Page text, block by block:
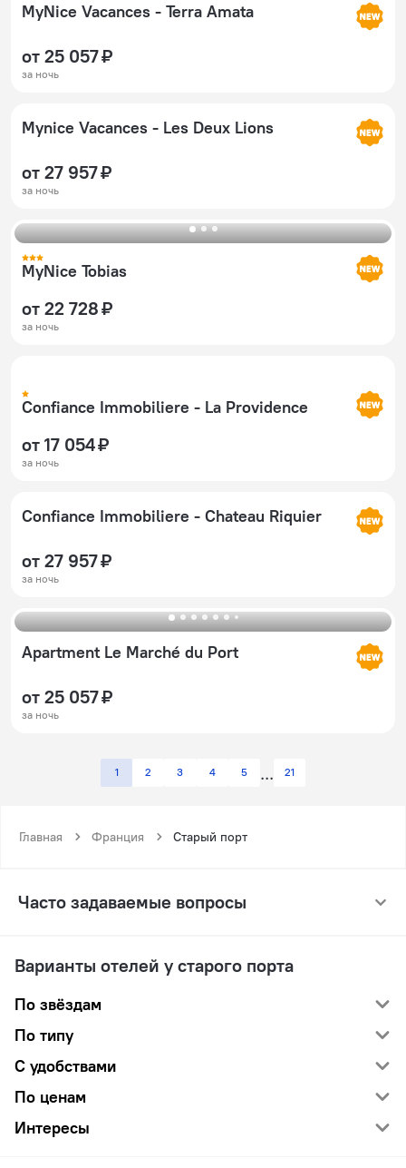
MyNice Vacances - Terra Amata
от 25 057 ₽
за ночь
Mynice Vacances - Les Deux Lions
от 27 957 ₽
за ночь
MyNice Tobias
от 22 728 ₽
за ночь
Confiance Immobiliere - La Providence
от 17 054 ₽
за ночь
Confiance Immobiliere - Chateau Riquier
от 27 957 ₽
за ночь
Apartment Le Marché du Port
от 25 057 ₽
за ночь
1 2 3 4 5 21
Главная Франция Старый порт
Часто задаваемые вопросы
Варианты отелей у старого порта
По звёздам
По типу
С удобствами
По ценам
Интересы